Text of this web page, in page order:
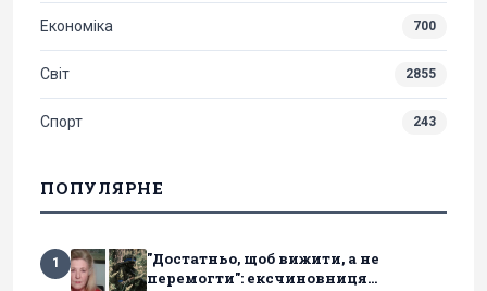
Економіка 700
Світ 2855
Спорт 243
ПОПУЛЯРНЕ
1
"Достатньо, щоб вижити, а не
перемогти": ексчиновниця...